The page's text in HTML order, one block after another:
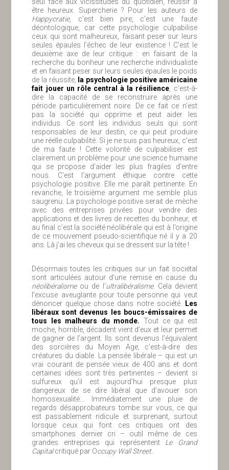
être heureux. Supercherie ? Pour les auteurs de
Happycratie, c’est bien pire, c’est une faute
déontologique, car cette psychologie culpabilise
ceux qui sont malheureux, faisant peser sur leurs
seules épaules l’échec de leur existence ! C’est le
deuxième axe de leur critique : en faisant de la
recherche du bonheur une recherche individualiste
et en faisant peser sur leurs seules épaules le poids
de la réussite, la psychologie positive américaine
fait jouer un rôle central à la résilience , c’est-à-
dire la capacité de se reconstruire après une
période particulièrement noire. De ce fait ce n’est
pas la société qui opprime et peut aider les
individus. Ce sont les individus seuls qui sont
responsables de leur destin, ce qui peut produire
une réelle culpabilité. Si je ne suis pas heureux, c’est
de ma faute ! Cette volonté de culpabiliser est
clairement un problème pour une science humaine
qui se propose d’aider les plus fragiles d’entre
nous. C’est l’argument éthique contre cette
psychologie positive. Elle me paraît pertinente. En
revanche, le troisième argument me semble plus
saugrenu. La psychologie positive serait de mèche
avec des entreprises privées pour vendre des
applications et des livres de recettes du bonheur, et
au final c’est la société néolibérale qui est à l’origine
de ce mouvement pseudo-scientifique né il y a 20
ans. Là j’ai les cheveux qui se dressent sur la tête !
Désormais toutes les critiques sur un fait sociétal
sont articulées autour d’une remise en cause du
néolibéralismeou de l’ultralibéralisme. Cela devient
l’excuse aveuglante pour toute personne qui veut
dénoncer quelque chose dans notre société. Les
libéraux sont devenus les boucs-émissaires de
tous les malheurs du monde. Tout ce qui est
moche, horrible, décadent vient d’eux et leur permet
de gagner de l’argent. Ils sont devenus l’équivalent
des sorcières du Moyen Age, c’est-à-dire des
créatures du diable. La pensée libérale – qui est un
vrai courant de pensée vieux de 400 ans et dont
certaines idées sont très pertinentes – devient si
sulfureux qu’il est aujourd’hui presque plus
dangereux de se dire libéral que d’avouer son
homosexualité… Immédiatement une pluie de
regards désapprobateurs tombe sur vous, ce qui
est passablement ridicule et surprenant, surtout
lorsque ceux qui font ces critiques ont des
smartphones dernier cri – outil même de ces
grandes entreprises qui représentent Le Grand
Capitalcritiqué par Occupy Wall Street.